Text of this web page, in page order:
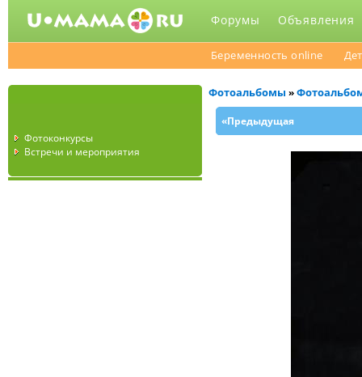
Форумы Объявления
Беременность online
Фотоконкурсы
Встречи и мероприятия
Фотоальбомы »
«Предыдущая